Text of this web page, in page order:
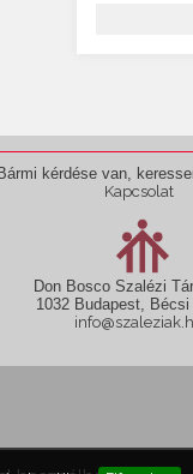
Bármi kérdése van,
Kapcsolat
Don Bosco Szalézi
1032 Budapest, Bécsi